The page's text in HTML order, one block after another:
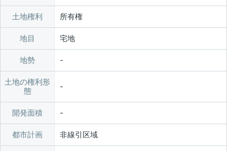
土地権利 所有権
地目 宅地
地勢
土地の権利形
態
開発面積
都市計画 非線引区域